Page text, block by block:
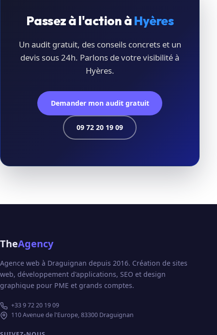
Passez à l'action àHyères
Un audit gratuit, des conseils concrets et un
devis sous 24h. Parlons de votre visibilité à
Hyères.
Demander mon audit gratuit
09 72 20 19 09
TheAgency
Agence web à Draguignan depuis 2016. Création de sites
web, développement d'applications, SEO et design
graphique pour PME et grands comptes.
+33 9 72 20 19 09
110 Avenue de l'Europe, 83300 Draguignan